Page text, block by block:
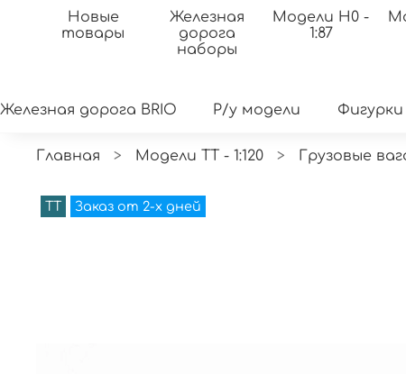
Новые
товары
Железная
дорога
наборы
Модели H0 -
1:87
Железная дорога BRIO Р/у модели
Главная Модели ТТ - 1:120 Грузовые
TT Заказ от 2-х дней